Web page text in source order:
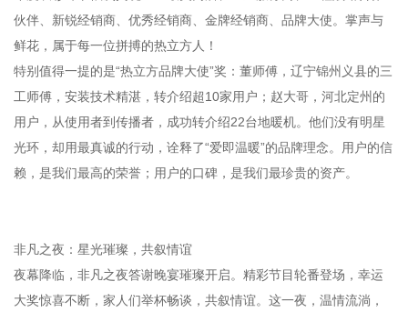
伙伴、新锐经销商、优秀经销商、金牌经销商、品牌大使。掌声与
鲜花，属于每一位拼搏的热立方人！
特别值得一提的是“热立方品牌大使”奖：董师傅，辽宁锦州义县的三
工师傅，安装技术精湛，转介绍超10家用户；赵大哥，河北定州的
用户，从使用者到传播者，成功转介绍22台地暖机。他们没有明星
光环，却用最真诚的行动，诠释了“爱即温暖”的品牌理念。用户的信
赖，是我们最高的荣誉；用户的口碑，是我们最珍贵的资产。
非凡之夜：星光璀璨，共叙情谊
夜幕降临，非凡之夜答谢晚宴璀璨开启。精彩节目轮番登场，幸运
大奖惊喜不断，家人们举杯畅谈，共叙情谊。这一夜，温情流淌，